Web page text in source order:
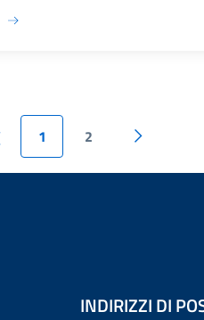
1 2
INDIRIZZI DI